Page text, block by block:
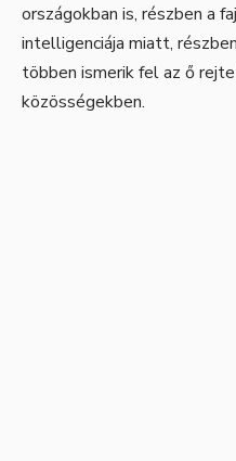
országokban is, részben a
intelligenciája miatt,
többen ismerik fel az ő
közösségekben.